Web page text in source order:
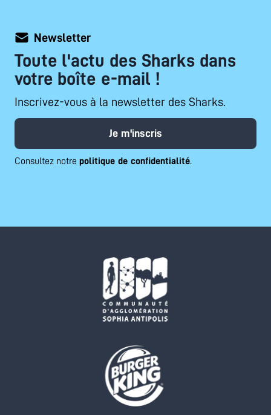
Newsletter
Toute l'actu des Sharks dans
votre boîte e-mail !
Inscrivez-vous à la newsletter des Sharks.
Je m'inscris
Consultez notre politique de confidentialité.